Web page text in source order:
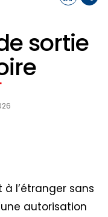
sortie
l’étranger sans
autorisation